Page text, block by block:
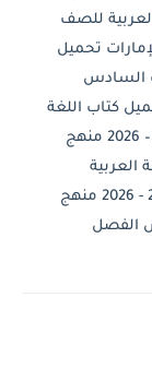
للصف
2025 – 2026 منهج الإمارات تحميل
السادس
تحميل كتاب اللغة
العربية للصف السادس الفصل الأول 2025 – 2026 منهج
العربية
الصف السادس الفصل الدراسى الأول 2025 - 2026 منهج
الفصل